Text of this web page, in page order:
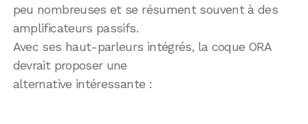
peu nombreuses et se résument souvent à des
amplificateurs passifs.
Avec ses haut-parleurs intégrés, la coque ORA
devrait proposer une
alternative intéressante :